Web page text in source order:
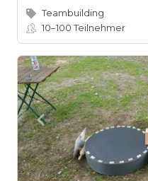
Teambuilding
10–100Teilnehmer